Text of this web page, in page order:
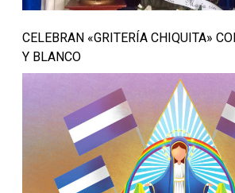
CELEBRAN «GRITERÍA CHIQUITA»
Y BLANCO